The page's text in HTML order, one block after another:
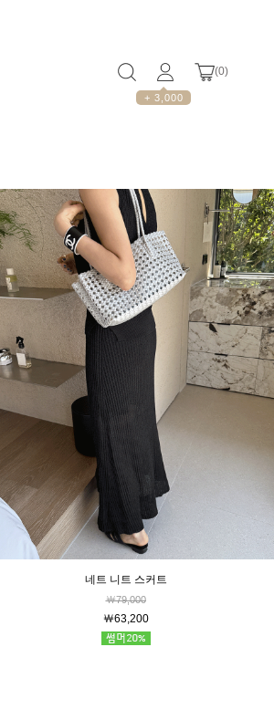
+ 3,000
(0)
네트 니트 스커트
￦79,000
￦63,200